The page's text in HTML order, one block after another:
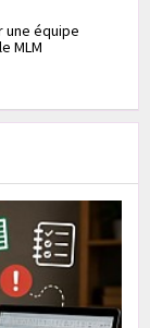
une équipe
MLM